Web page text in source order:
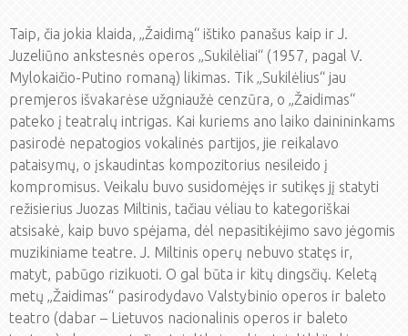
Taip, čia jokia klaida, „Žaidimą“ ištiko panašus kaip ir J.
Juzeliūno ankstesnės operos „Sukilėliai“ (1957, pagal V.
Mylokaičio-Putino romaną) likimas. Tik „Sukilėlius“ jau
premjeros išvakarėse užgniaužė cenzūra, o „Žaidimas“
pateko į teatralų intrigas. Kai kuriems ano laiko dainininkams
pasirodė nepatogios vokalinės partijos, jie reikalavo
pataisymų, o įskaudintas kompozitorius nesileido į
kompromisus. Veikalu buvo susidomėjęs ir sutikęs jį statyti
režisierius Juozas Miltinis, tačiau vėliau to kategoriškai
atsisakė, kaip buvo spėjama, dėl nepasitikėjimo savo jėgomis
muzikiniame teatre. J. Miltinis operų nebuvo statęs ir,
matyt, pabūgo rizikuoti. O gal būta ir kitų dingsčių. Keletą
metų „Žaidimas“ pasirodydavo Valstybinio operos ir baleto
teatro (dabar – Lietuvos nacionalinis operos ir baleto